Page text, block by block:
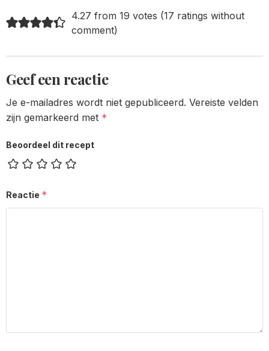
4.27 from 19 votes (17 ratings without
comment)
Geef een reactie
Je e-mailadres wordt niet gepubliceerd. Vereiste velden
zijn gemarkeerd met *
Beoordeel dit recept
Reactie *